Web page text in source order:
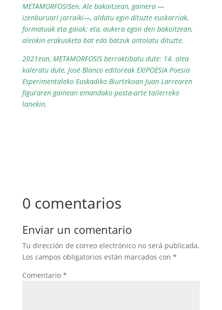
METAMORFOSISen. Ale bakoitzean, gainera —
izenburuari jarraiki—, aldatu egin dituzte euskarriak,
formatuak eta gaiak; eta, aukera egon den bakoitzean,
aleokin erakusketa bat edo batzuk antolatu dituzte.
2021ean, METAMORFOSIS berraktibatu dute: 14. alea
kaleratu dute, José Blanco editoreak EX!POESIA Poesia
Esperimentaleko Euskadiko Biurtekoan Juan Larrearen
figuraren gainean emandako posta-arte tailerreko
lanekin.
0 comentarios
Enviar un comentario
Tu dirección de correo electrónico no será publicada.
Los campos obligatorios están marcados con *
Comentario *